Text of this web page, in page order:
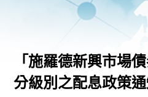
「施羅德新興市場
分級別之配息政策通